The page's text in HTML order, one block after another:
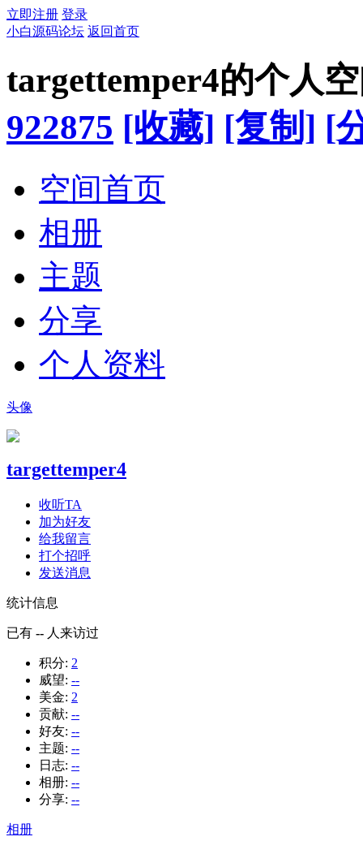
立即注册 登录
小白源码论坛 返回首页
targettemper4的个人
922875 [收藏] [复制] [
空间首页
相册
主题
分享
个人资料
头像
targettemper4
收听TA
加为好友
给我留言
打个招呼
发送消息
统计信息
已有 -- 人来访过
积分: 2
威望: --
美金: 2
贡献: --
好友: --
主题: --
日志: --
相册: --
分享: --
相册